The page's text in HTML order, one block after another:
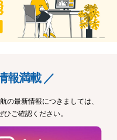
報満載 ／
の最新情報につきましては、
ご確認ください。